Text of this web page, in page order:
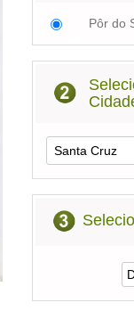
Pôr do